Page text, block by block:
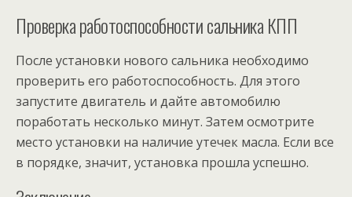
Проверка работоспособности сальника КПП
После установки нового сальника необходимо
проверить его работоспособность. Для этого
запустите двигатель и дайте автомобилю
поработать несколько минут. Затем осмотрите
место установки на наличие утечек масла. Если все
в порядке, значит, установка прошла успешно.